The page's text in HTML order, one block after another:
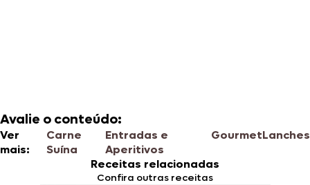
Avalie o conteúdo:
Ver
mais:
Carne
Suína
Entradas e
Aperitivos
GourmetLanches
Receitas relacionadas
Confira outras receitas